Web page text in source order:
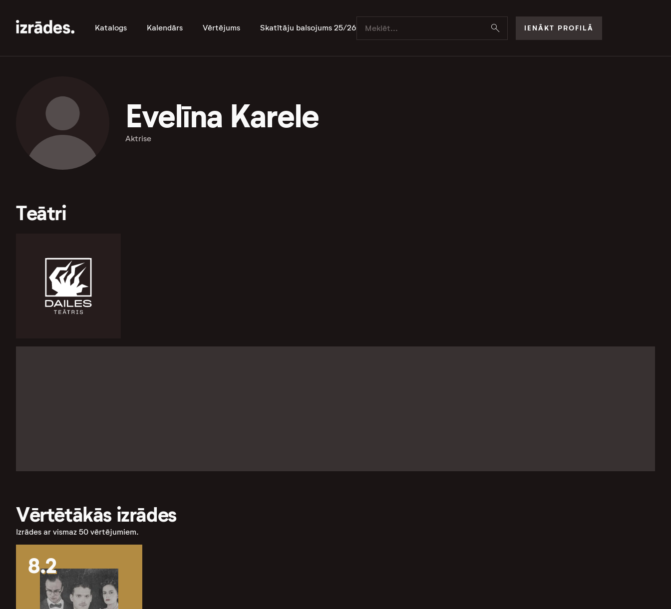
Katalogs Kalendārs Vērtējums Skatītāju balsojums 25/26 IENĀKT PROFILĀ
Evelīna Karele
Aktrise
Teātri
Vērtētākās izrādes
Izrādes ar vismaz 50 vērtējumiem.
8.2